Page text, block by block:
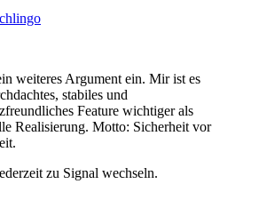
weiteres Argument ein. Mir ist es
stabiles und
Feature wichtiger als
Realisierung. Motto: Sicherheit vor
zu Signal wechseln.